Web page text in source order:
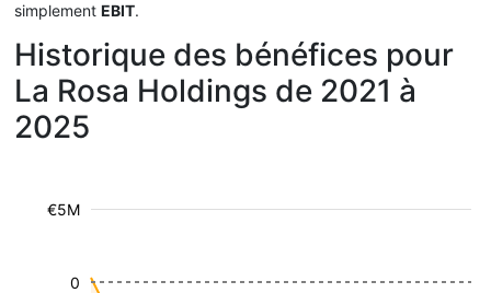
simplement EBIT.
Historique des bénéfices pour
La Rosa Holdings de 2021 à
2025
€5M
0